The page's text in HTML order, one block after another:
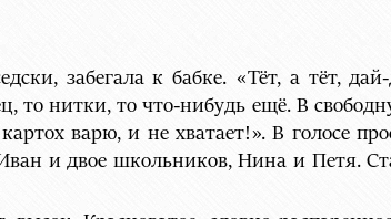
забегала к бабке. «Тёт, а тёт,
нитки, то что-нибудь ещё. В
варю, и не хватает!». В голосе
и двое школьников, Нина и Петя.